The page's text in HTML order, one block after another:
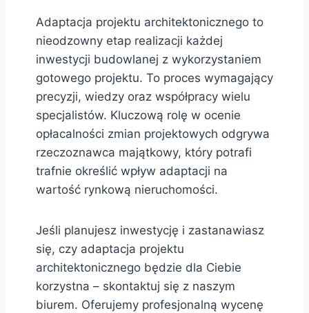
Adaptacja projektu architektonicznego to
nieodzowny etap realizacji każdej
inwestycji budowlanej z wykorzystaniem
gotowego projektu. To proces wymagający
precyzji, wiedzy oraz współpracy wielu
specjalistów. Kluczową rolę w ocenie
opłacalności zmian projektowych odgrywa
rzeczoznawca majątkowy, który potrafi
trafnie określić wpływ adaptacji na
wartość rynkową nieruchomości.
Jeśli planujesz inwestycję i zastanawiasz
się, czy adaptacja projektu
architektonicznego będzie dla Ciebie
korzystna – skontaktuj się z naszym
biurem. Oferujemy profesjonalną wycenę